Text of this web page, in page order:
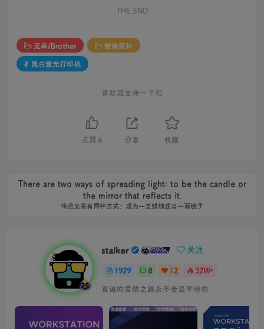
THE END
兄弟/Brother
维修资料
# 黑白激光打印机
喜欢就支持一下吧
点赞 6 分享 收藏
There are two ways of spreading light: to be the candle or
the mirror that reflects it.
传递光亮有两种方式：成为一支蜡烛或当一面镜子
stalker 关注
1929 8 12
32W+
真诚的爱情之路永不会是平坦的